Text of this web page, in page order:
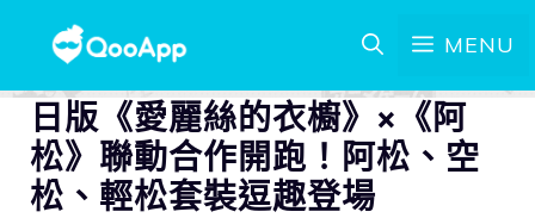
MENU
日版《愛麗絲的衣櫥》×《阿
松》聯動合作開跑！阿松、空
松、輕松套裝逗趣登場